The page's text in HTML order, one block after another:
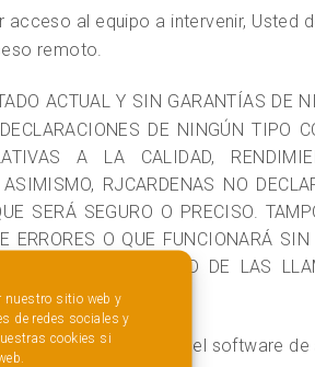
nuestro sitio web y
de redes sociales y
cookies si
al equipo a intervenir, Usted
remoto.
ACTUAL Y SIN GARANTÍAS DE
DE NINGÚN TIPO
A LA CALIDAD,
RJCARDENAS NO
SERÁ SEGURO O PRECISO.
O QUE FUNCIONARÁ
NI LA CALIDAD DE LAS
uso o rendimiento del software